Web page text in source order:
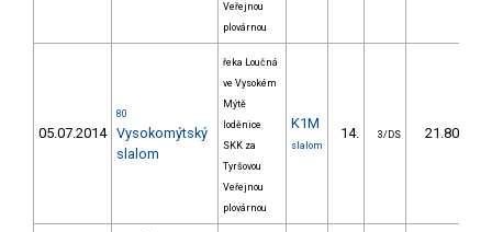
Veřejnou
plovárnou
05.07.2014
80
Vysokomýtský
slalom
řeka Loučná
ve Vysokém
Mýtě
loděnice
SKK za
Tyršovou
Veřejnou
plovárnou
K1M
slalom
14. 3/DS 21.80